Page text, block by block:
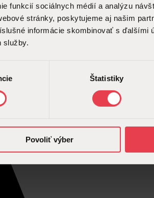
funkcií sociálnych médií a analýzu
stránky, poskytujeme aj našim
informácie skombinovať s ďalšími
služby.
Štatistiky
Povoliť výber